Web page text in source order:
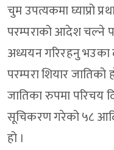
चुम उपत्यकमा घ्याप्रो
परम्पराको आदेश चल्ने
अध्ययन गरिरहनु भउका
परम्परा शियार
जातिका रुपमा परिचय
सूचिकरण गरेको ५८
हो ।